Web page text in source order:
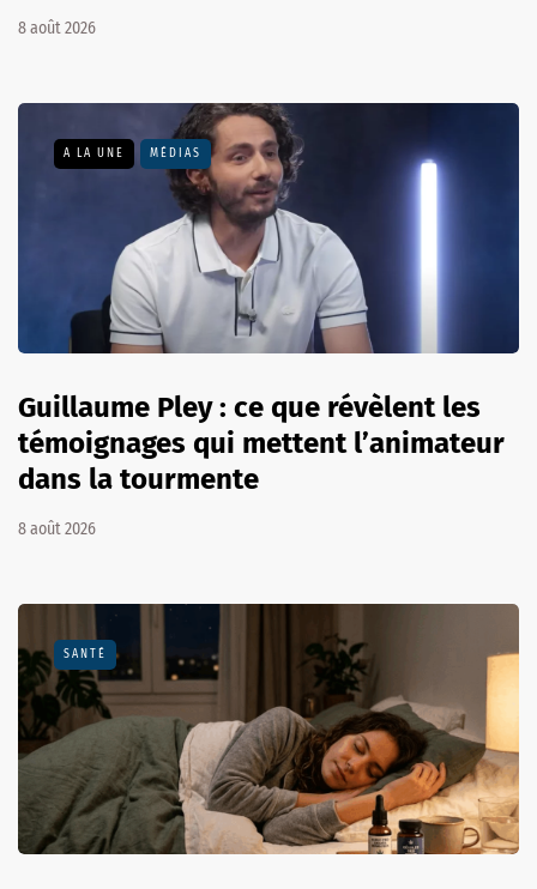
8 août 2026
A LA UNE MÉDIAS
Guillaume Pley : ce que révèlent les
témoignages qui mettent l’animateur
dans la tourmente
8 août 2026
SANTÉ